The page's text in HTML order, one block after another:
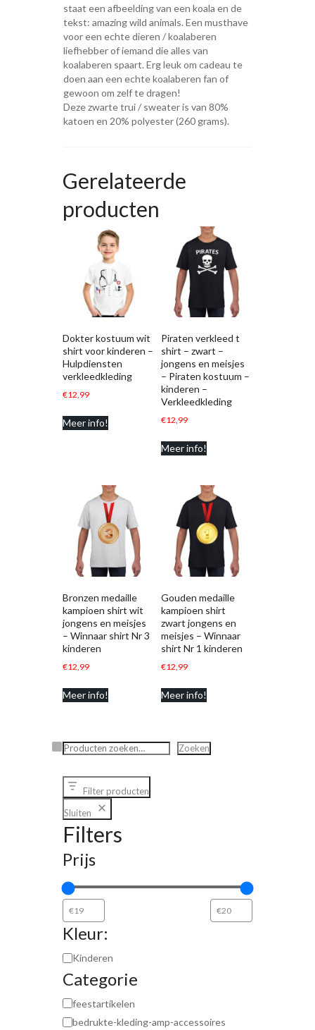
staat een afbeelding van een koala en de
tekst: amazing wild animals. Een musthave
voor een echte dieren / koalaberen
liefhebber of iemand die alles van
koalaberen spaart. Erg leuk om cadeau te
doen aan een echte koalaberen fan of
gewoon om zelf te dragen!
Deze zwarte trui / sweater is van 80%
katoen en 20% polyester (260 grams).
Gerelateerde
producten
Dokter kostuum wit
shirt voor kinderen –
Hulpdiensten
verkleedkleding
€12,99
Meer info!
Piraten verkleed t
shirt – zwart –
jongens en meisjes
– Piraten kostuum –
kinderen –
Verkleedkleding
€12,99
Meer info!
Bronzen medaille
kampioen shirt wit
jongens en meisjes
– Winnaar shirt Nr 3
kinderen
€12,99
Meer info!
Gouden medaille
kampioen shirt
zwart jongens en
meisjes – Winnaar
shirt Nr 1 kinderen
€12,99
Meer info!
Zoeken Zoeken
Filter producten
Sluiten
Filters
Prijs
Kleur:
Kinderen
Categorie
feestartikelen
bedrukte-kleding-amp-accessoires